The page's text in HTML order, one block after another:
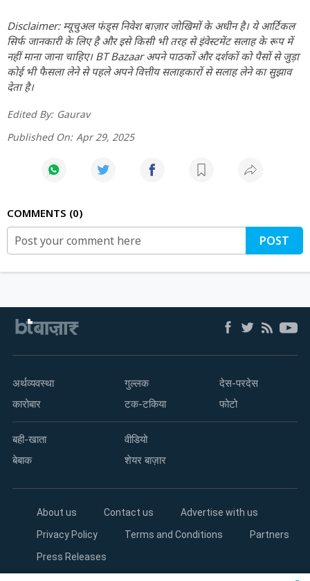
Disclaimer: म्यूचुअल फंड्स निवेश बाज़ार जोखिमों के अधीन है। ये आर्टिकल
सिर्फ जानकारी के लिए है और इसे किसी भी तरह से इंवेस्टमेंट सलाह के रूप में
नहीं माना जाना चाहिए। BT Bazaar अपने पाठकों और दर्शकों को पैसों से जुड़ा
कोई भी फैसला लेने से पहले अपने वित्तीय सलाहकारों से सलाह लेने का सुझाव
देता है।
Edited By: Gaurav
Published On: Apr 29, 2025
COMMENTS 0
POST
अर्थव्यवस्था
कारोबार
गुल्लक
टक-टकिया
देस-परदेस
फोटो
बही-खाता
बेबाक
वीडियो
शेयर बाज़ार
About us Contact us
Advertise with us
Privacy Policy
Terms and Conditions
Partners
Press Releases